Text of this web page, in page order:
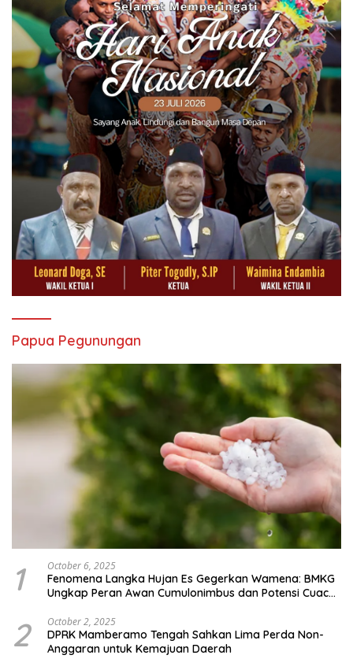
Papua Pegunungan
1 October 6, 2025
Fenomena Langka Hujan Es Gegerkan Wamena: BMKG
Ungkap Peran Awan Cumulonimbus dan Potensi Cuaca
2 October 2, 2025
DPRK Mamberamo Tengah Sahkan Lima Perda Non-
Anggaran untuk Kemajuan Daerah